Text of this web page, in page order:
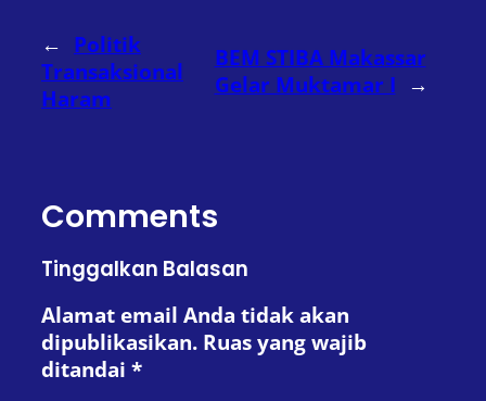
← Politik
Transaksional
Haram
BEM STIBA Makassar
Gelar Muktamar I →
Comments
Tinggalkan Balasan
Alamat email Anda tidak akan
dipublikasikan. Ruas yang wajib
ditandai *